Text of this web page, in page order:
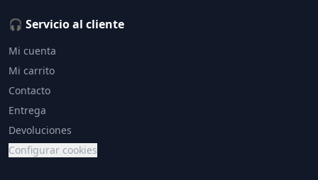
🎧 Servicio al cliente
Mi cuenta
Mi carrito
Contacto
Entrega
Devoluciones
Configurar cookies